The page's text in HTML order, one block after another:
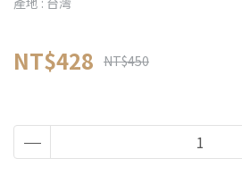
NT$428 NT$450